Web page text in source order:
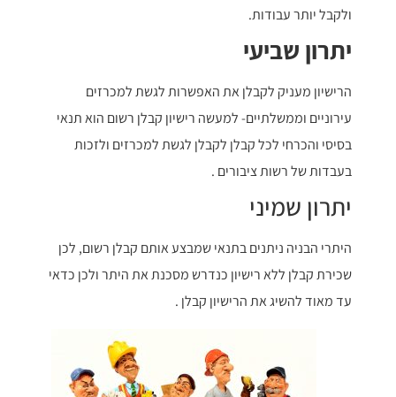
ולקבל יותר עבודות.
יתרון שביעי
הרישיון מעניק לקבלן את האפשרות לגשת למכרזים
עירוניים וממשלתיים- למעשה רישיון קבלן רשום הוא תנאי
בסיסי והכרחי לכל קבלן לקבלן לגשת למכרזים ולזכות
בעבדות של רשות ציבורים .
יתרון שמיני
היתרי הבניה ניתנים בתנאי שמבצע אותם קבלן רשום, לכן
שכירת קבלן ללא רישיון כנדרש מסכנת את היתר ולכן כדאי
עד מאוד להשיג את הרישיון קבלן .